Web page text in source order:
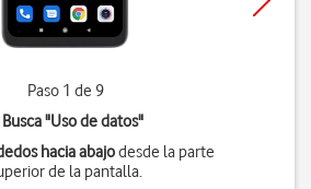
Paso 1 de 9
Busca "Uso de datos"
hacia abajodesde la parte
de la pantalla.